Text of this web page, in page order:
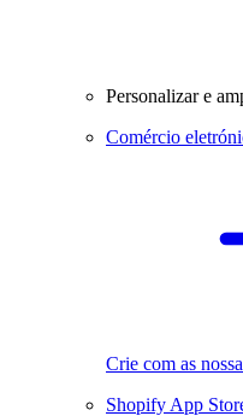
Personalizar e
Comércio
Crie com as
Shopify App